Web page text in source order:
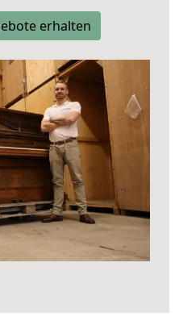
erhalten